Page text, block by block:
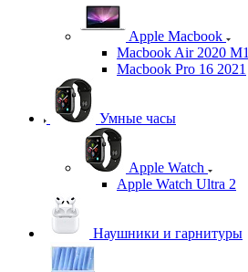
Apple Macbook
Macbook Air 2020 M1
Macbook Pro 16 2021
Умные часы
Apple Watch
Apple Watch Ultra 2
Наушники и гарнитуры